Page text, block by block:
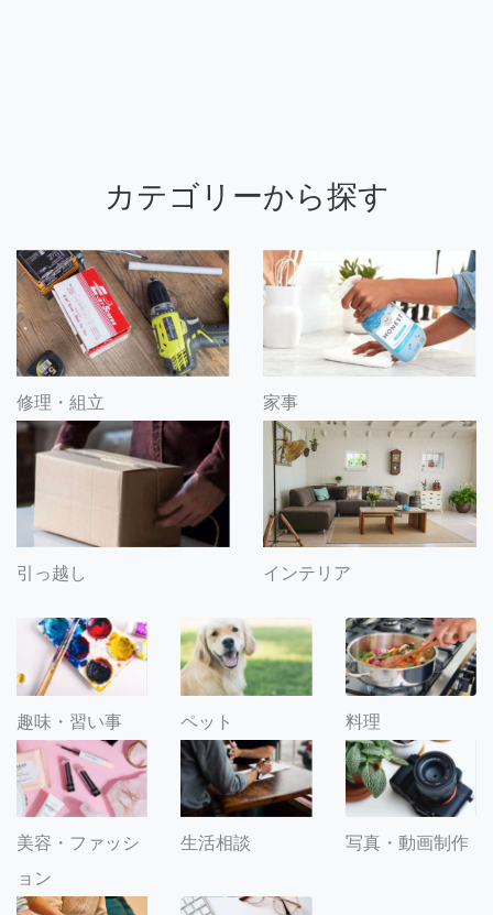
カテゴリーから探す
修理・組立 家事
引っ越し インテリア
趣味・習い事 ペット 料理
美容・ファッシ
ョン
生活相談 写真・動画制作